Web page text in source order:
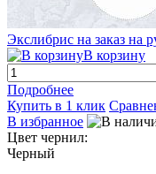
Экслибрис на заказ на
В корзину
Подробнее
Купить в 1 клик
В избранное
Цвет чернил:
Черный